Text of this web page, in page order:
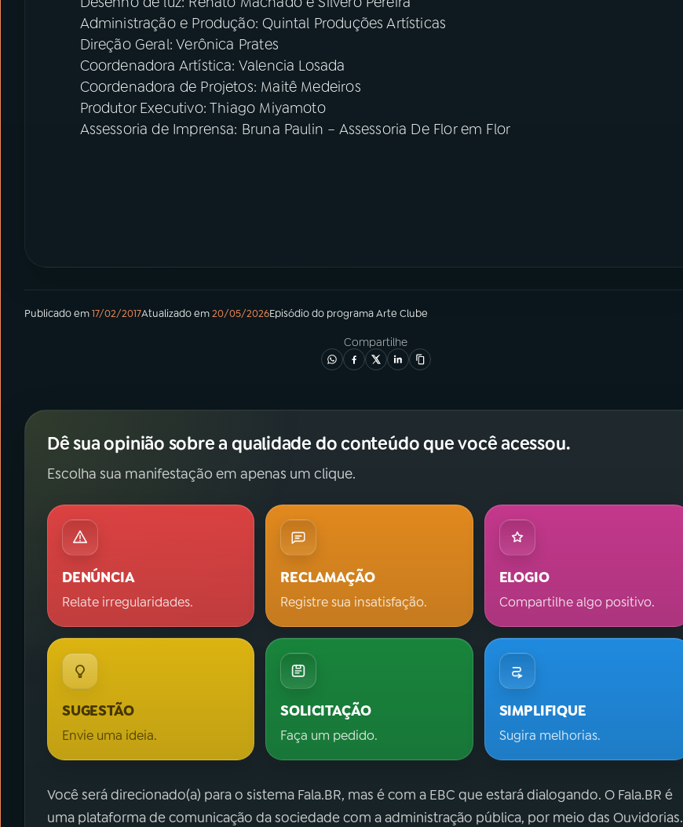
Administração e Produção: Quintal Produções Artísticas
Direção Geral: Verônica Prates
Coordenadora Artística: Valencia Losada
Coordenadora de Projetos: Maitê Medeiros
Produtor Executivo: Thiago Miyamoto
Assessoria de Imprensa: Bruna Paulin – Assessoria De Flor em Flor
Publicado em17/02/2017Atualizado em20/05/2026Episódiodo programaArte Clube
Compartilhe
Dê sua opinião sobre a qualidade do conteúdo que você acessou.
Escolha sua manifestação em apenas um clique.
DENÚNCIA
Relate irregularidades.
RECLAMAÇÃO
Registre sua insatisfação.
ELOGIO
Compartilhe algo positivo.
SUGESTÃO
Envie uma ideia.
SOLICITAÇÃO
Faça um pedido.
SIMPLIFIQUE
Sugira melhorias.
Você será direcionado(a) para o sistema Fala.BR, mas é com a EBC que estará dialogando. O Fala.BR é
uma plataforma de comunicação da sociedade com a administração pública, por meio das Ouvidorias.